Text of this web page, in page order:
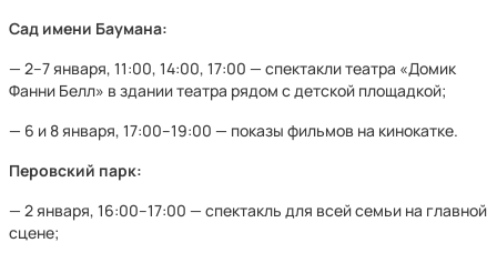
Сад имени Баумана:
— 2–7 января, 11:00, 14:00, 17:00 — спектакли театра «Домик
Фанни Белл» в здании театра рядом с детской площадкой;
— 6 и 8 января, 17:00–19:00 — показы фильмов на кинокатке.
Перовский парк:
— 2 января, 16:00–17:00 — спектакль для всей семьи на главной
сцене;